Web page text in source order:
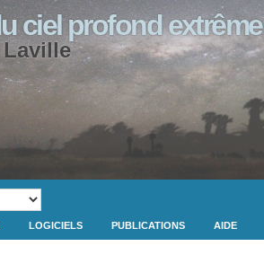
ciel profond extrême
LOGICIELS PUBLICATIONS AIDE